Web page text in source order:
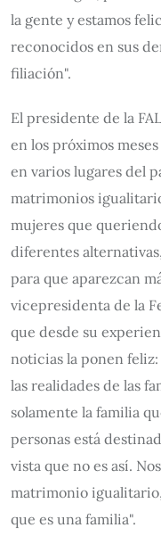
la gente y estamos
reconocidos en sus
filiación".
El presidente de la
en los próximos
en varios lugares del
matrimonios
mujeres que
diferentes
para que aparezcan
vicepresidenta de la
que desde su
noticias la ponen
las realidades de las
solamente la familia
personas está
vista que no es así.
matrimonio
que es una familia".